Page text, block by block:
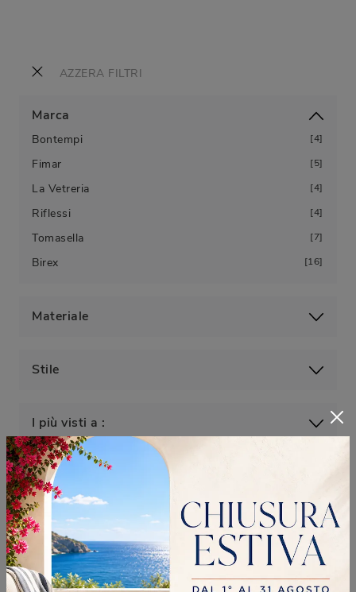
AZZERA FILTRI
Marca
Bontempi 4
Fimar 5
La Vetreria 4
Riflessi 4
Tomasella 7
Birex 16
Materiale
Stile
I più visti a :
MOBILI INGRESSO IN LEGNO